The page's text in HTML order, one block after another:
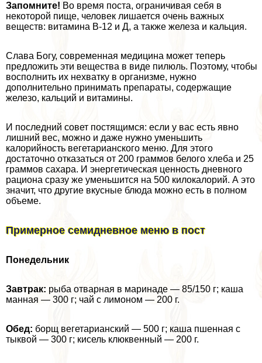
Запомните! Во время поста, ограничивая себя в
некоторой пище, человек лишается очень важных
веществ: витамина В-12 и Д, а также железа и кальция.
Слава Богу, современная медицина может теперь
предложить эти вещества в виде пилюль. Поэтому, чтобы
восполнить их нехватку в организме, нужно
дополнительно принимать препараты, содержащие
железо, кальций и витамины.
И последний совет постящимся: если у вас есть явно
лишний вес, можно и даже нужно уменьшить
калорийность вегетарианского меню. Для этого
достаточно отказаться от 200 граммов белого хлеба и 25
граммов сахара. И энергетическая ценность дневного
рациона сразу же уменьшится на 500 килокалорий. А это
значит, что другие вкусные блюда можно есть в полном
объеме.
Примерное семидневное меню в пост
Понедельник
Завтpaк: рыба отварная в маринаде — 85/150 г; каша
манная — 300 г; чай с лимоном — 200 г.
Обед: борщ вегетарианский — 500 г; каша пшенная с
тыквой — 300 г; кисель клюквенный — 200 г.